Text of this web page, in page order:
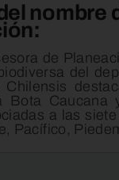
nombre
de
del
Chilensis
Bota Caucana
a las
Pacífico,